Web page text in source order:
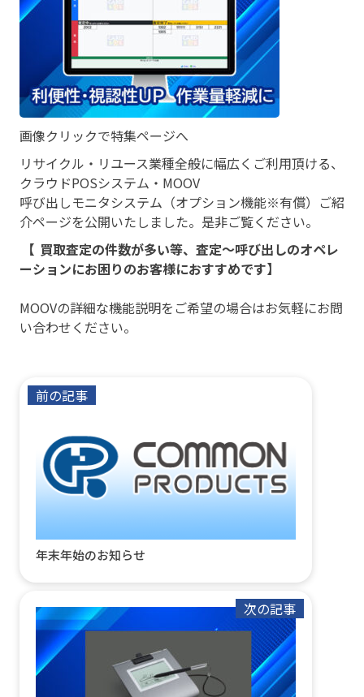
画像クリックで特集ページへ
リサイクル・リユース業種全般に幅広くご利用頂ける、
クラウドPOSシステム・MOOV
呼び出しモニタシステム（オプション機能※有償）ご紹
介ページを公開いたしました。是非ご覧ください。
【 買取査定の件数が多い等、査定～呼び出しのオペレ
ーションにお困りのお客様におすすめです】
MOOVの詳細な機能説明をご希望の場合はお気軽にお問
い合わせください。
年末年始のお知らせ
前の記事
次の記事